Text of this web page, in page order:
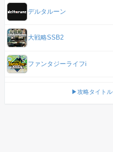
デルタルーン
大戦略SSB2
ファンタジーライフi
▶攻略タイトル